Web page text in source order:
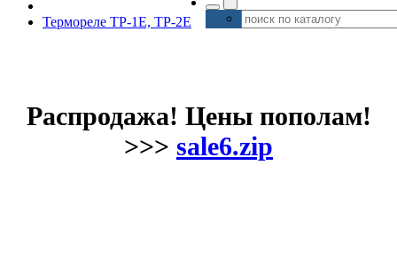
Термореле ТР-1Е, ТР-2Е
Распродажа! Цены пополам!
>>> sale6.zip